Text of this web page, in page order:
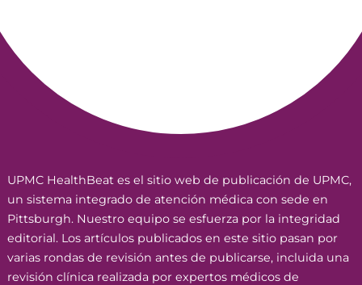
UPMC HealthBeat es el sitio web de publicación de UPMC,
un sistema integrado de atención médica con sede en
Pittsburgh. Nuestro equipo se esfuerza por la integridad
editorial. Los artículos publicados en este sitio pasan por
varias rondas de revisión antes de publicarse, incluida una
revisión clínica realizada por expertos médicos de